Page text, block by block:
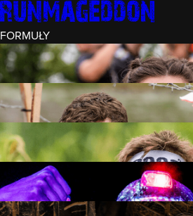
FORMUŁY
INTRO (¼)
15 PRZESZKÓD
3 KM+
REKRUT (½)
30 PRZESZKÓD
6 KM+
RUNMAGEDDON
50 PRZESZKÓD
12 KM+
NOCNY REKRUT (½)
30 PRZESZKÓD
6 KM+
INTRO U-16